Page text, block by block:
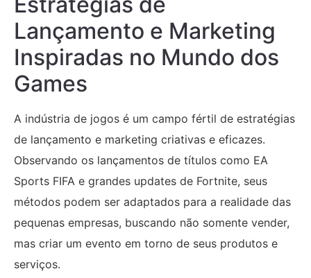
Lançamento e Marketing
Inspiradas no Mundo dos
Games
A indústria de jogos é um campo fértil de estratégias
de lançamento e marketing criativas e eficazes.
Observando os lançamentos de títulos como EA
Sports FIFA e grandes updates de Fortnite, seus
métodos podem ser adaptados para a realidade das
pequenas empresas, buscando não somente vender,
mas criar um evento em torno de seus produtos e
serviços.